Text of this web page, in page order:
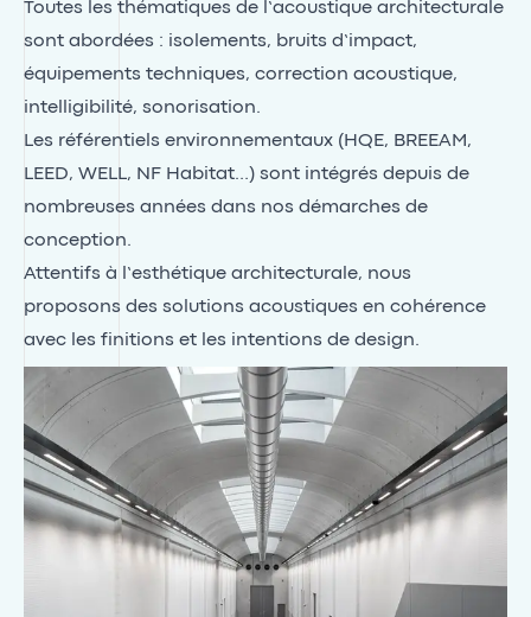
Toutes les thématiques de l’acoustique architecturale
sont abordées : isolements, bruits d’impact,
équipements techniques, correction acoustique,
intelligibilité, sonorisation.
Les référentiels environnementaux (HQE, BREEAM,
LEED, WELL, NF Habitat…) sont intégrés depuis de
nombreuses années dans nos démarches de
conception.
Attentifs à l’esthétique architecturale, nous
proposons des solutions acoustiques en cohérence
avec les finitions et les intentions de design.